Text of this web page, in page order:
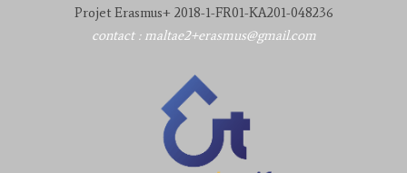
Projet Erasmus+ 2018-1-FR01-KA201-048236
contact : maltae2+erasmus@gmail.com